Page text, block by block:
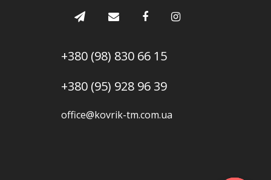
+380 (98) 830 66 15
+380 (95) 928 96 39
office@kovrik-tm.com.ua